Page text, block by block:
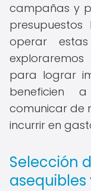
campañas y
operar
para lograr
beneficien
comunicar de
incurrir en
Selección